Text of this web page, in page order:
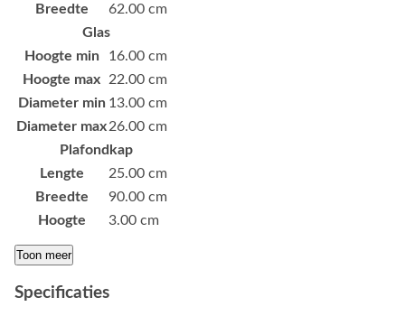
Breedte
62.00 cm
Glas
Hoogte min
16.00 cm
Hoogte max
22.00 cm
Diameter min 13.00 cm
Diameter max26.00 cm
Plafondkap
Lengte
25.00 cm
Breedte
90.00 cm
Hoogte
3.00 cm
Toon meer
Specificaties